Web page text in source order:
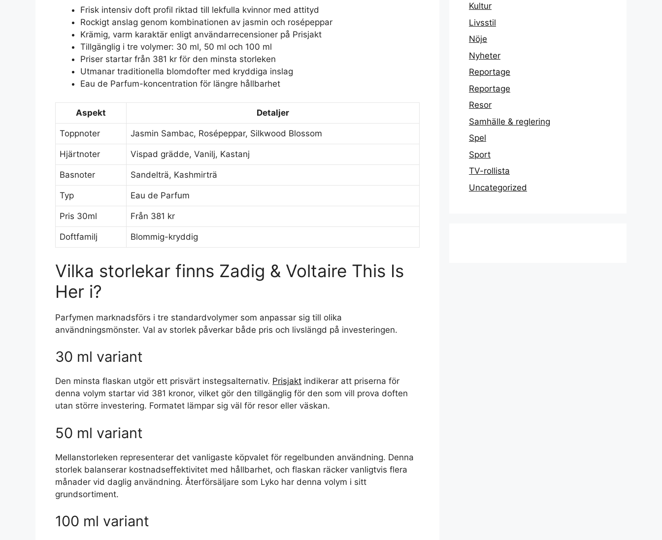
Frisk intensiv doft profil riktad till lekfulla kvinnor med attityd
Rockigt anslag genom kombinationen av jasmin och rosépeppar
Krämig, varm karaktär enligt användarrecensioner på Prisjakt
Tillgänglig i tre volymer: 30 ml, 50 ml och 100 ml
Priser startar från 381 kr för den minsta storleken
Utmanar traditionella blomdofter med kryddiga inslag
Eau de Parfum-koncentration för längre hållbarhet
Aspekt Detaljer
Toppnoter Jasmin Sambac, Rosépeppar, Silkwood Blossom
Hjärtnoter Vispad grädde, Vanilj, Kastanj
Basnoter Sandelträ, Kashmirträ
Typ Eau de Parfum
Pris 30ml Från 381 kr
Doftfamilj Blommig-kryddig
Vilka storlekar finns Zadig & Voltaire This Is
Her i?
Parfymen marknadsförs i tre standardvolymer som anpassar sig till olika
användningsmönster. Val av storlek påverkar både pris och livslängd på investeringen.
30 ml variant
Den minsta flaskan utgör ett prisvärt instegsalternativ. Prisjakt indikerar att priserna för
denna volym startar vid 381 kronor, vilket gör den tillgänglig för den som vill prova doften
utan större investering. Formatet lämpar sig väl för resor eller väskan.
50 ml variant
Mellanstorleken representerar det vanligaste köpvalet för regelbunden användning. Denna
storlek balanserar kostnadseffektivitet med hållbarhet, och flaskan räcker vanligtvis flera
månader vid daglig användning. Återförsäljare som Lyko har denna volym i sitt
grundsortiment.
100 ml variant
Kultur
Livsstil
Nöje
Nyheter
Reportage
Reportage
Resor
Samhälle & reglering
Spel
Sport
TV-rollista
Uncategorized